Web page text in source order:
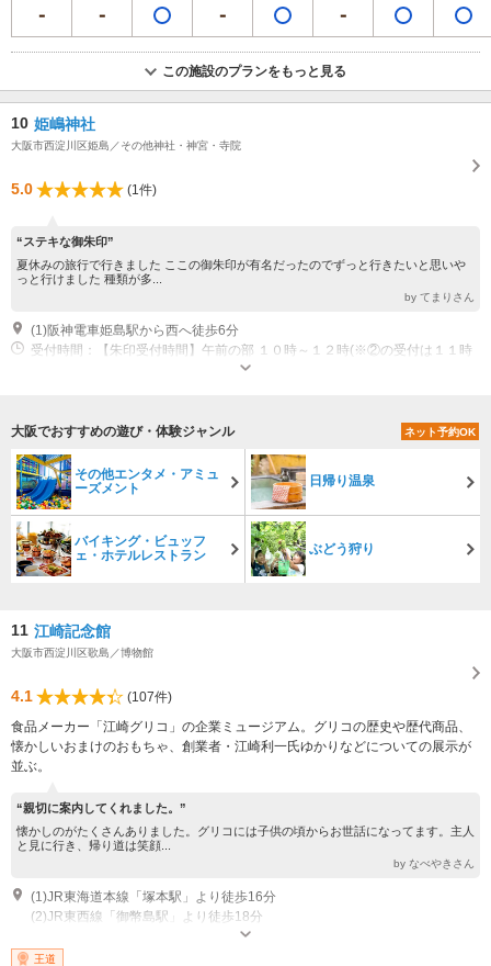
この施設のプランをもっと見る
10 姫嶋神社
大阪市西淀川区姫島／その他神社・神宮・寺院
5.0 (1件)
“ステキな御朱印”
夏休みの旅行で行きました ここの御朱印が有名だったのでずっと行きたいと思いや
っと行けました 種類が多...
by てまりさん
(1)阪神電車姫島駅から西へ徒歩6分
受付時間：【朱印受付時間】午前の部 １０時～１２時(※②の受付は１１時
大阪でおすすめの遊び・体験ジャンル
ネット予約OK
その他エンタメ・アミュ
ーズメント
日帰り温泉
バイキング・ビュッフ
ェ・ホテルレストラン
ぶどう狩り
11 江崎記念館
大阪市西淀川区歌島／博物館
4.1
(107件)
食品メーカー「江崎グリコ」の企業ミュージアム。グリコの歴史や歴代商品、
懐かしいおまけのおもちゃ、創業者・江崎利一氏ゆかりなどについての展示が
並ぶ。
“親切に案内してくれました。”
懐かしのがたくさんありました。グリコには子供の頃からお世話になってます。主人
と見に行き、帰り道は笑顔...
by なべやきさん
(1)JR東海道本線「塚本駅」より徒歩16分
(2)JR東西線「御幣島駅」より徒歩18分
開館：月～金曜日、第1・3土曜日 見学時間：①10：00～11：00 ②11：
30～12：30 ③13：00～14：00 ④14：30～15：30 ※完全予約制
王道